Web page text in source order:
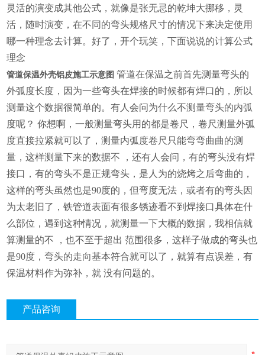
灵活的演变成其他公式，就像是张无忌的乾坤大挪移，灵
活，随时演变，在不同的弯头规格尺寸的情况下来决定使用
哪一种理念去计算。好了，开个玩笑，下面说说的计算公式
理念
管道保温外壳铝皮施工示意图 管道在保温之前首先测量弯头的
外弧度长度，因为一些弯头在焊接的时候都有焊口的，所以
测量这个数据很简单的。有人会问为什么不测量弯头的内弧
度呢？ 你想啊，一般测量弯头用的都是卷尺，卷尺测量外弧
度直接拉紧就可以了，测量内弧度卷尺只能弯弯曲曲的测
量，这样测量下来的数据不 ，还有人会问，有的弯头没有焊
接口，有的弯头不是正规弯头，是人为的烧烤之后弯曲的，
这样的弯头虽然也是90度的，但弯度无法，或者有的弯头因
为太老旧了，铁管道表面有很多锈迹看不到焊接口具体在什
么部位，遇到这种情况，就测量一下大概的数据，我相信就
算测量的不 ，也不至于超出 范围很多，这样子做成的弯头也
是90度，弯头的走向基本符合就可以了，就算有点误差，有
保温材料作为弥补，就 没有问题的。
产品咨询